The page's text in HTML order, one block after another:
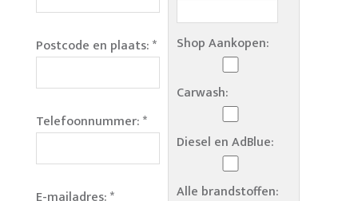
Postcode en plaats:*
Telefoonnummer:*
Shop Aankopen:
Carwash:
Diesel en AdBlue:
Alle brandstoffen: